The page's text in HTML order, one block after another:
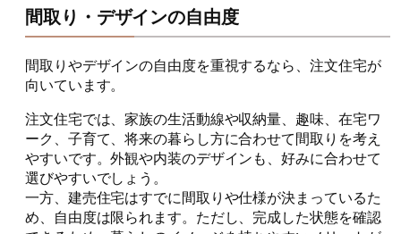
間取り・デザインの自由度
間取りやデザインの自由度を重視するなら、注文住宅が
向いています。
注文住宅では、家族の生活動線や収納量、趣味、在宅ワ
ーク、子育て、将来の暮らし方に合わせて間取りを考え
やすいです。外観や内装のデザインも、好みに合わせて
選びやすいでしょう。
一方、建売住宅はすでに間取りや仕様が決まっているた
め、自由度は限られます。ただし、完成した状態を確認